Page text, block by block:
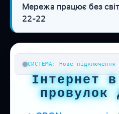
Мережа працює без
22-22
СИСТЕМА: Нове
Інтернет
провулок